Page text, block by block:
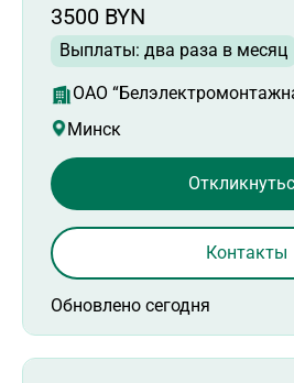
3500 BYN
Выплаты: два раза в месяц
ОАО
Минск
Обновлено сегодня
Контакты